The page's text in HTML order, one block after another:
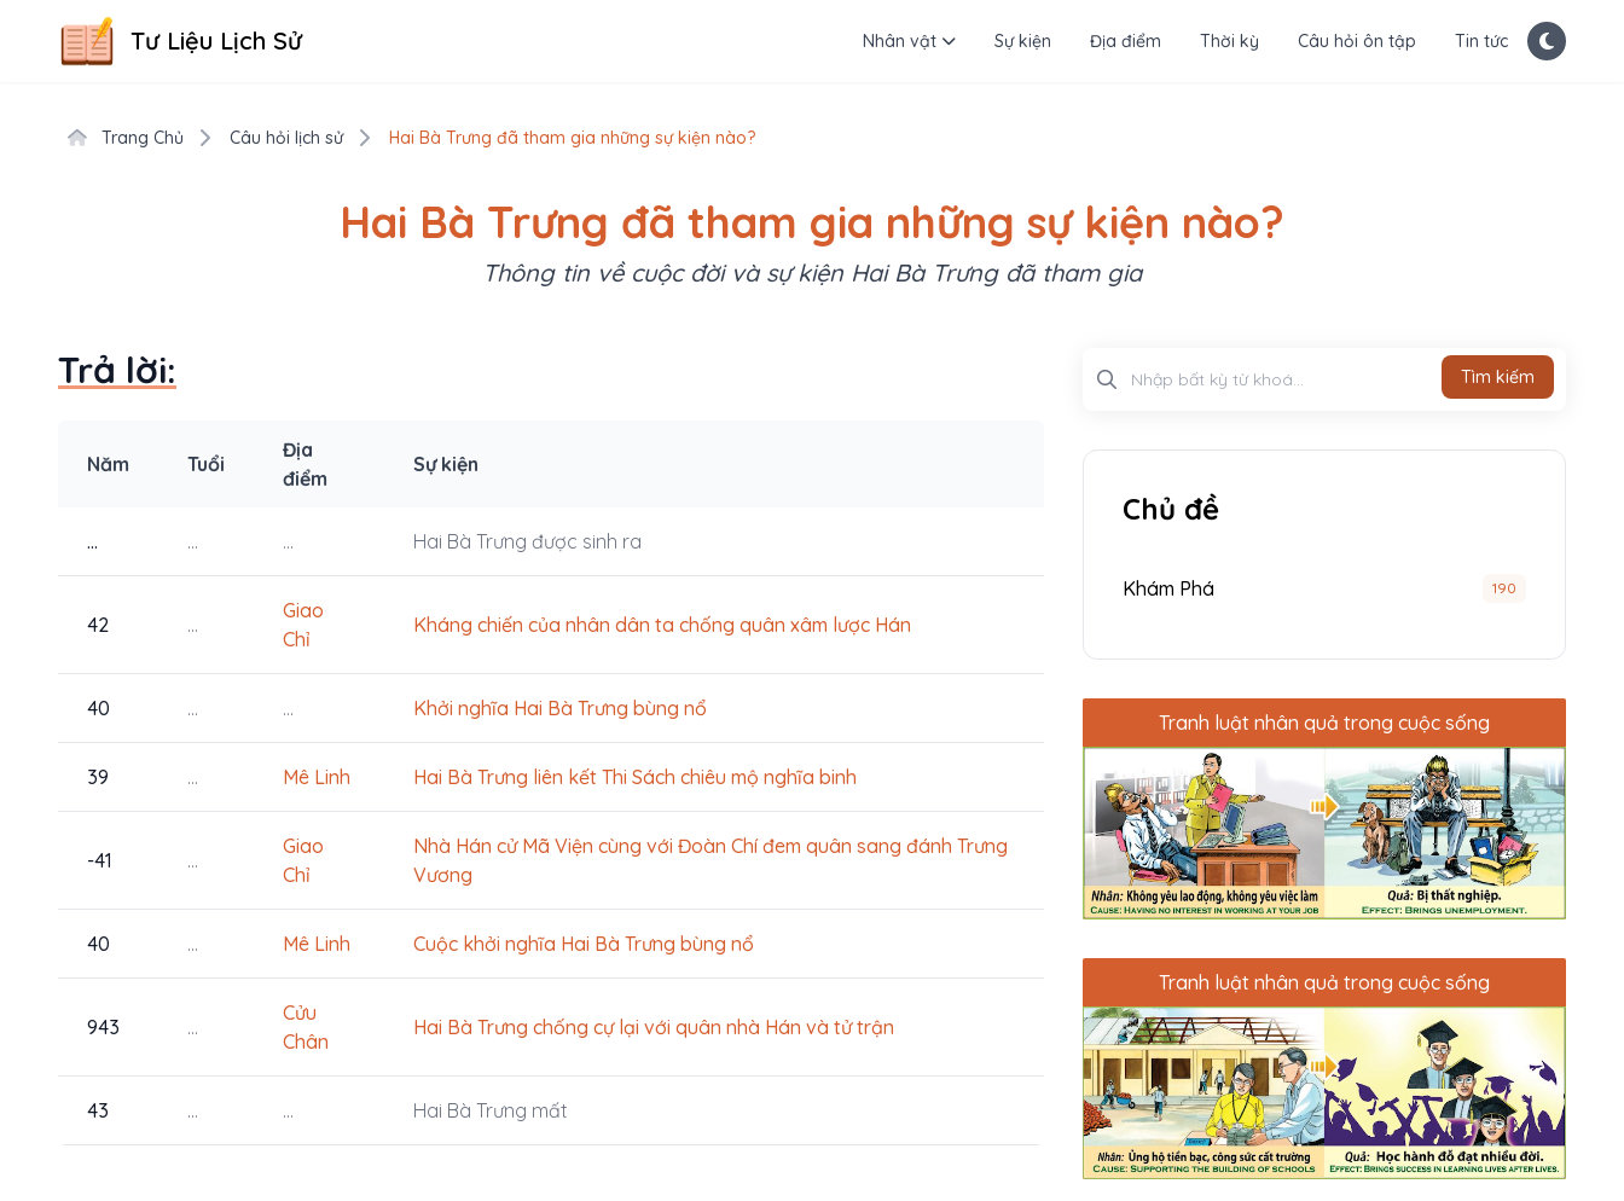
Tư Liệu Lịch Sử Nhân vật Sự kiện Địa điểm Thời kỳ Câu hỏi ôn tập Tin tức
Trang Chủ Câu hỏi lịch sử Hai Bà Trưng đã tham gia những sự kiện nào?
Hai Bà Trưng đã tham gia những sự kiện nào?
Thông tin về cuộc đời và sự kiện Hai Bà Trưng đã tham gia
Trả lời:
Năm Tuổi
Địa
điểm
Sự kiện
... ... ... Hai Bà Trưng được sinh ra
42 ...
Giao
Chỉ
Kháng chiến của nhân dân ta chống quân xâm lược Hán
40 ... ... Khởi nghĩa Hai Bà Trưng bùng nổ
39 ... Mê Linh Hai Bà Trưng liên kết Thi Sách chiêu mộ nghĩa binh
-41 ...
Giao
Chỉ
Nhà Hán cử Mã Viện cùng với Đoàn Chí đem quân sang đánh Trưng
Vương
40 ... Mê Linh Cuộc khởi nghĩa Hai Bà Trưng bùng nổ
943 ...
Cửu
Chân
Hai Bà Trưng chống cự lại với quân nhà Hán và tử trận
43 ... ... Hai Bà Trưng mất
Tìm kiếm
Chủ đề
Khám Phá 190
Tranh luật nhân quả trong cuộc sống
Tranh luật nhân quả trong cuộc sống